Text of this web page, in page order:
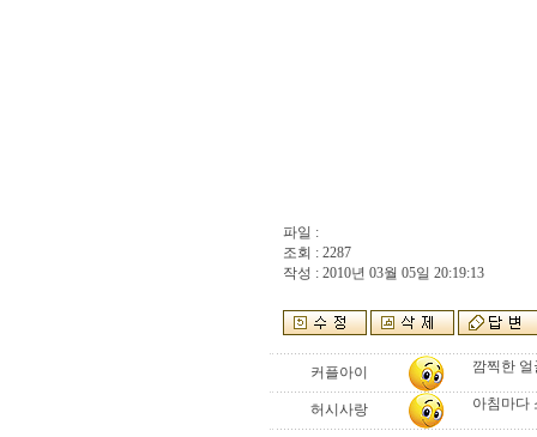
파일 :
조회 : 2287
작성 : 2010년 03월 05일 20:19:13
커플아이 깜찍한
허시사랑 아침마다